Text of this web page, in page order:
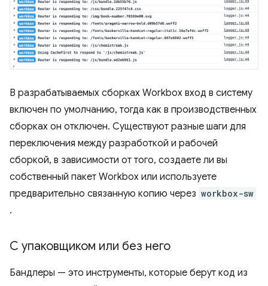
В разрабатываемых сборках Workbox вход в систему
включен по умолчанию, тогда как в производственных
сборках он отключен. Существуют разные шаги для
переключения между разработкой и рабочей
сборкой, в зависимости от того, создаете ли вы
собственный пакет Workbox или используете
предварительно связанную копию через workbox-sw
.
С упаковщиком или без него
Бандлеры — это инструменты, которые берут код из